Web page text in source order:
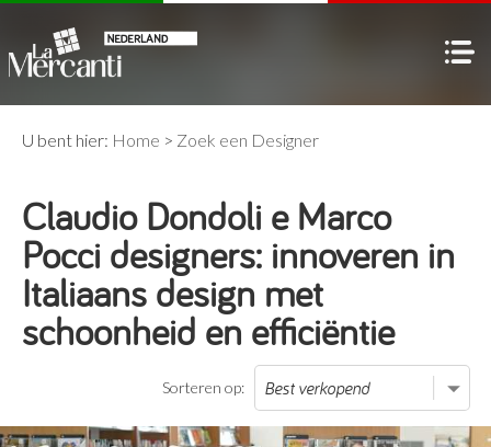
U bent hier: Home > Zoek een Designer
Claudio Dondoli e Marco
Pocci designers: innoveren in
Italiaans design met
schoonheid en efficiëntie
Sorteren op: